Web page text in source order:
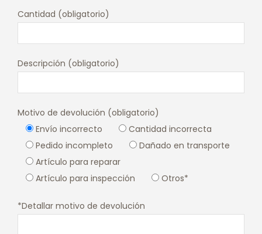
Cantidad (obligatorio)
Descripción (obligatorio)
Motivo de devolución (obligatorio)
Envío incorrecto
Cantidad incorrecta
Pedido incompleto
Dañado en transporte
Artículo para reparar
Artículo para inspección
Otros*
*Detallar motivo de devolución